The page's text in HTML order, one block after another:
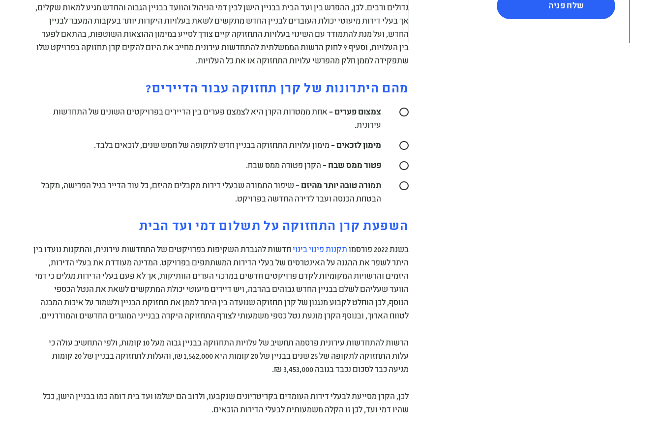
גדולים ורבים. לכן, ההפרש בין ועד הבית בבניין הישן לבין דמי הניהול והוועד בבניין הגבוה והחדש מגיע למאות שקלים,
אך בעלי דירות מיעוטי יכולת העוברים לבניין החדש מתקשים לשאת בעלויות היקרות יותר בעקבות המעבר לבניין
החדש, ועל מנת להתמודד עם השינוי בעלויות התחזוקה קיים צורך לסייע במימון ההוצאות השוטפות, בהתאם לפער
בין העלויות, וסעיף 9 לחוק הרשות הממשלתית להתחדשות עירונית מחייב את היזם להקים קרן תחזוקה בפרויקט שלו
שתפקידה לממן חלק מהפרשי עלויות התחזוקה או את כל העלויות.
מהם היתרונות של קרן תחזוקה עבור הדיירים?
צמצום פערים –אחת ממטרות הקרן היא לצמצם פערים בין הדיירים בפרויקטים השונים של התחדשות
עירונית.
מימון לזכאים – מימון עלויות התחזוקה בבניין חדש לתקופה של חמש שנים, לזכאים בלבד.
פטור ממס שבח – הקרן פטורה ממס שבח.
תמורה טובה יותר מהיזם –שיפור התמורה שבעלי דירות מקבלים מהיזם, כל עוד הדייר בגיל הפרישה, מקבל
הבטחת הכנסה ועבר לדירה החדשה בפרויקט.
השפעת קרן התחזוקה על תשלום דמי ועד הבית
בשנת 2022 פורסמו תקנות פינוי בינוי חדשות להגברת השקיפות בפרויקטים של התחדשות עירונית, והתקנות נועדו בין
היתר לשפר את ההגנה על האינטרסים של בעלי הדירות המשתתפים בפרויקט. המדינה מעודדת את בעלי הדירות,
היזמים והרשויות המקומיות לקדם פרויקטים חדשים במרכזי הערים הוותיקות, אך לא פעם בעלי הדירות מגלים כי דמי
הוועד שעליהם לשלם בבניין החדש גבוהים בהרבה, ויש דיירים מיעוטי יכולת המתקשים לשאת את הנטל הכספי
הנוסף, לכן הוחלט לקבוע מנגנון של קרן תחזוקה שנועדה בין היתר לממן את תחזוקת הבניין ולשמור על איכות המבנה
לטווח הארוך, ובנוסף הקרן מונעת נטל כספי משמעותי לצורף התחזוקה היקרה בבנייני המוגרים החדשים והמודרניים.
הרשות להתחדשות עירונית פרסמה תחשיב של עלויות התחזוקה בבניין גבוה מעל 10 קומות, ולפי התחשיב עולה כי
עלות התחזוקה לתקופה של 25 שנים בבניין של 20 קומות היא 1,562,000 ₪, והעלות לתחזוקה בבניין של 20 קומות
מגיעה כבר לסכום נכבד בגובה 3,453,000 ₪.
לכן, הקרן מסייעת לבעלי דירות העומדים בקריטריונים שנקבעו, ולרוב הם ישלמו ועד בית דומה כמו בבניין הישן, ככל
שהיו דמי ועד, לכן זו הקלה משמעותית לבעלי הדירות הזכאים.